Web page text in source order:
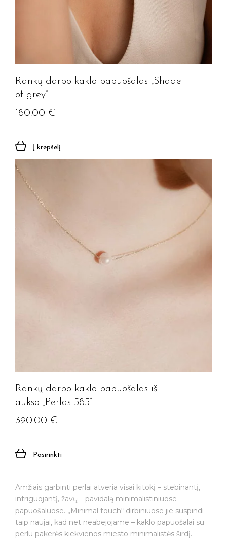
Rankų darbo kaklo papuošalas „Shade
of grey”
180.00 €
Į krepšelį
Rankų darbo kaklo papuošalas iš
aukso „Perlas 585”
390.00 €
Pasirinkti
Amžiais garbinti perlai atveria visai kitokį – stebinantį,
intriguojantį, žavų – pavidalą minimalistiniuose
papuošaluose. „Minimal touch“ dirbiniuose jie suspindi
taip naujai, kad net neabejojame – kaklo papuošalai su
perlu pakerės kiekvienos miesto minimalistės širdį.